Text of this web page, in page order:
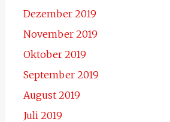
Dezember 2019
November 2019
Oktober 2019
September 2019
August 2019
Juli 2019